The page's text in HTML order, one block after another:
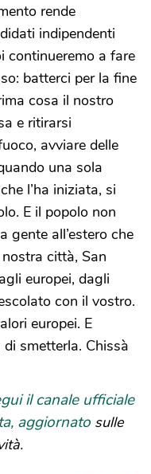
rende
indipendenti
continueremo a fare
batterci per la fine
cosa il nostro
e ritirarsi
avviare delle
una sola
l’ha iniziata, si
E il popolo non
gente all’estero che
città, San
europei, dagli
con il vostro.
europei. E
smetterla. Chissà
il canale ufficiale
aggiornato sulle